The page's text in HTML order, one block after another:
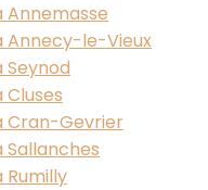
Annemasse
Annecy-le-Vieux
Seynod
Cran-Gevrier
Sallanches
Rumilly